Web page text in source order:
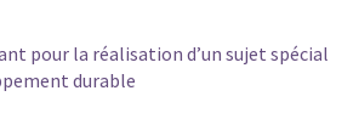
pour la réalisation d’un sujet spécial
durable